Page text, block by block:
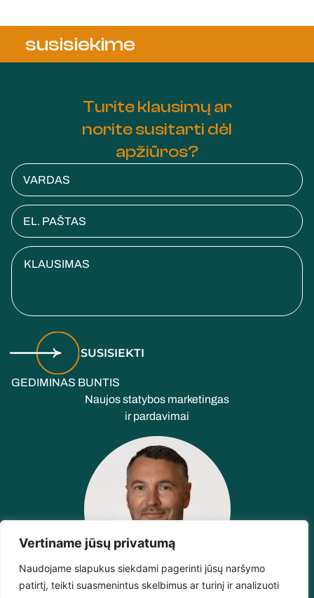
Vertiname jūsų privatumą
Naudojame slapukus siekdami pagerinti jūsų naršymo
patirtį, teikti suasmenintus skelbimus ar turinį ir analizuoti
susisiekime
Turite klausimų ar
norite susitarti dėl
apžiūros?
SUSISIEKTI
GEDIMINAS BUNTIS
Naujos statybos marketingas
ir pardavimai